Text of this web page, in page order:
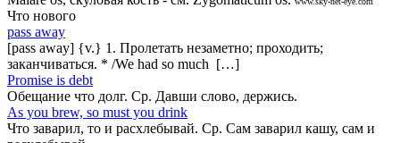
Что нового
pass away
[pass away] {v.} 1. Пролетать незаметно; проходить;
заканчиваться. * /We had so much […]
Promise is debt
Обещание что долг. Ср. Давши слово, держись.
As you brew, so must you drink
Что заварил, то и расхлебывай. Ср. Сам заварил кашу, сам и